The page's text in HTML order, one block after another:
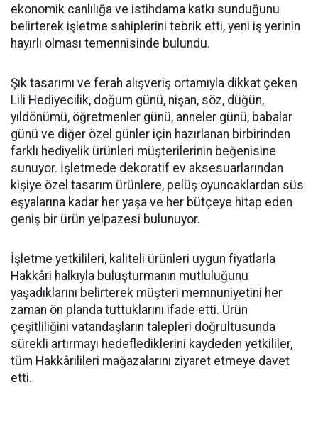
ekonomik canlılığa ve istihdama katkı sunduğunu
belirterek işletme sahiplerini tebrik etti, yeni iş yerinin
hayırlı olması temennisinde bulundu.
Şık tasarımı ve ferah alışveriş ortamıyla dikkat çeken
Lili Hediyecilik, doğum günü, nişan, söz, düğün,
yıldönümü, öğretmenler günü, anneler günü, babalar
günü ve diğer özel günler için hazırlanan birbirinden
farklı hediyelik ürünleri müşterilerinin beğenisine
sunuyor. İşletmede dekoratif ev aksesuarlarından
kişiye özel tasarım ürünlere, pelüş oyuncaklardan süs
eşyalarına kadar her yaşa ve her bütçeye hitap eden
geniş bir ürün yelpazesi bulunuyor.
İşletme yetkilileri, kaliteli ürünleri uygun fiyatlarla
Hakkâri halkıyla buluşturmanın mutluluğunu
yaşadıklarını belirterek müşteri memnuniyetini her
zaman ön planda tuttuklarını ifade etti. Ürün
çeşitliliğini vatandaşların talepleri doğrultusunda
sürekli artırmayı hedeflediklerini kaydeden yetkililer,
tüm Hakkârilileri mağazalarını ziyaret etmeye davet
etti.